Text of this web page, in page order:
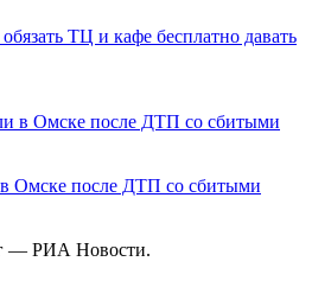
ТЦ и кафе бесплатно давать
в Омске после ДТП со сбитыми
РИА Новости.